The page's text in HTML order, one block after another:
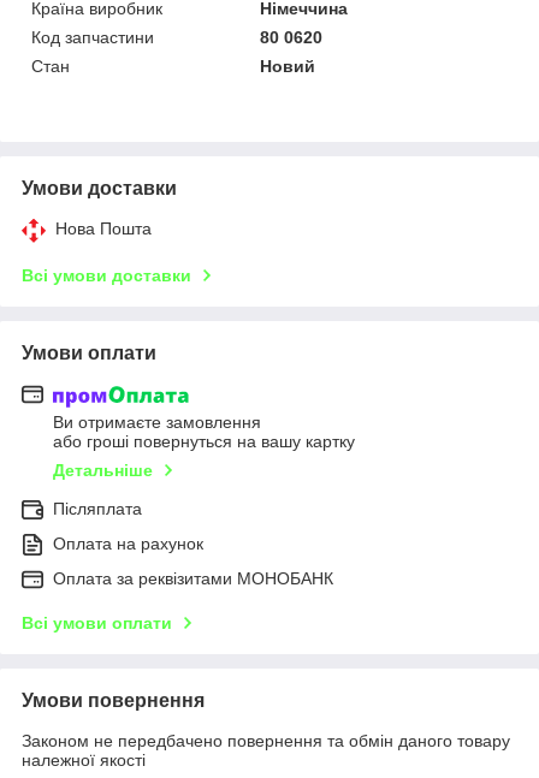
Країна виробник
Німеччина
Код запчастини
80 0620
Стан
Новий
Умови доставки
Нова Пошта
Всі умови доставки
Умови оплати
Ви отримаєте замовлення
або гроші повернуться на вашу картку
Детальніше
Післяплата
Оплата на рахунок
Оплата за реквізитами МОНОБАНК
Всі умови оплати
Умови повернення
Законом не передбачено повернення та обмін даного товару
належної якості